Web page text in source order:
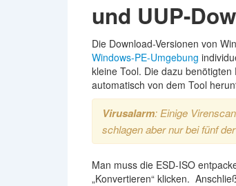
und UUP-
Die Download-Versionen von
Windows-PE-Umgebung
kleine Tool. Die dazu benötigten
automatisch von dem Tool
Virusalarm: Einige
schlagen aber nur bei fünf
Man muss die ESD-ISO
„Konvertieren“ klicken.